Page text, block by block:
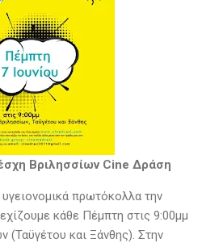
Βριλησσίων Cine Δράση
πρωτόκολλα την
κάθε Πέμπτη στις 9:00μμ
(Ταϋγέτου και Ξάνθης). Στην